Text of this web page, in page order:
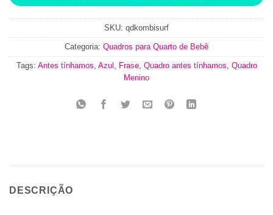
SKU: qdkombisurf
Categoria: Quadros para Quarto de Bebê
Tags: Antes tínhamos, Azul , Frase, Quadro antes tínhamos, Quadro
Menino
DESCRIÇÃO